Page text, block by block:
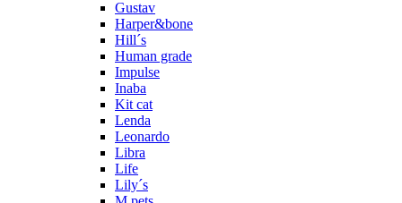
Gustav
Harper&bone
Hill´s
Human grade
Impulse
Inaba
Kit cat
Lenda
Leonardo
Libra
Life
Lily´s